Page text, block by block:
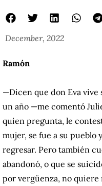
December, 2022
Ramón
—Dicen que don Eva vive
un año —me comentó
quien pregunta, le
mujer, se fue a su pueblo
regresar. Pero también
abandonó, o que se
por vergüenza, no